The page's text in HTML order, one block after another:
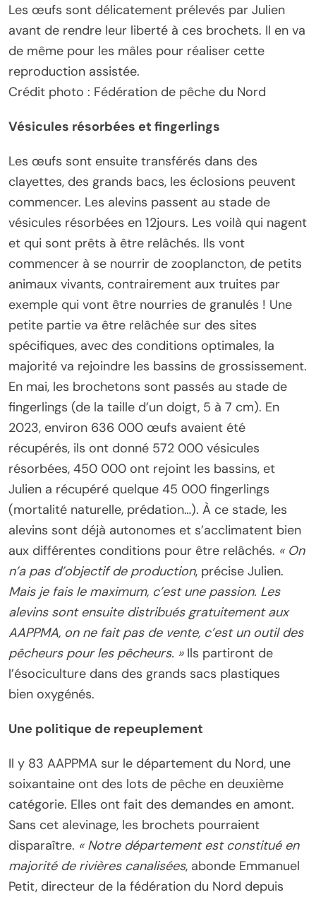
Les œufs sont délicatement prélevés par Julien
avant de rendre leur liberté à ces brochets. Il en va
de même pour les mâles pour réaliser cette
reproduction assistée.
Crédit photo : Fédération de pêche du Nord
Vésicules résorbées et fingerlings
Les œufs sont ensuite transférés dans des
clayettes, des grands bacs, les éclosions peuvent
commencer. Les alevins passent au stade de
vésicules résorbées en 12jours. Les voilà qui nagent
et qui sont prêts à être relâchés. Ils vont
commencer à se nourrir de zooplancton, de petits
animaux vivants, contrairement aux truites par
exemple qui vont être nourries de granulés ! Une
petite partie va être relâchée sur des sites
spécifiques, avec des conditions optimales, la
majorité va rejoindre les bassins de grossissement.
En mai, les brochetons sont passés au stade de
fingerlings (de la taille d’un doigt, 5 à 7 cm). En
2023, environ 636 000 œufs avaient été
récupérés, ils ont donné 572 000 vésicules
résorbées, 450 000 ont rejoint les bassins, et
Julien a récupéré quelque 45 000 fingerlings
(mortalité naturelle, prédation…). À ce stade, les
alevins sont déjà autonomes et s’acclimatent bien
aux différentes conditions pour être relâchés. « On
n’a pas d’objectif de production, précise Julien.
Mais je fais le maximum, c’est une passion. Les
alevins sont ensuite distribués gratuitement aux
AAPPMA, on ne fait pas de vente, c’est un outil des
pêcheurs pour les pêcheurs. »Ils partiront de
l’ésociculture dans des grands sacs plastiques
bien oxygénés.
Une politique de repeuplement
Il y 83 AAPPMA sur le département du Nord, une
soixantaine ont des lots de pêche en deuxième
catégorie. Elles ont fait des demandes en amont.
Sans cet alevinage, les brochets pourraient
disparaître. « Notre département est constitué en
majorité de rivières canalisées, abonde Emmanuel
Petit, directeur de la fédération du Nord depuis